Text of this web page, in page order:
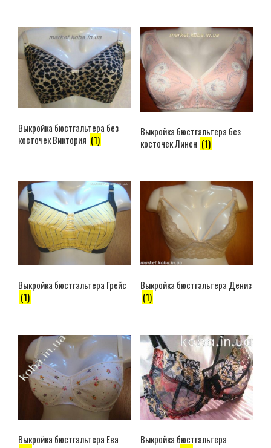
Выкройка бюстгальтера без
косточек Виктория (1)
Выкройка бюстгальтера без
косточек Линен (1)
Выкройка бюстгальтера Грейс
(1)
Выкройка бюстгальтера Дениз
(1)
Выкройка бюстгальтера Ева
Выкройка бюстгальтера